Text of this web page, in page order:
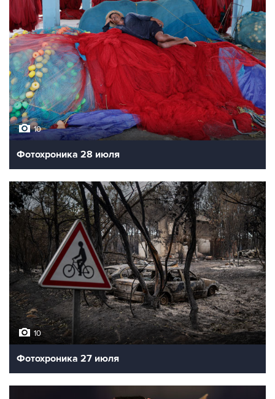
10
Фотохроника 28 июля
10
Фотохроника 27 июля